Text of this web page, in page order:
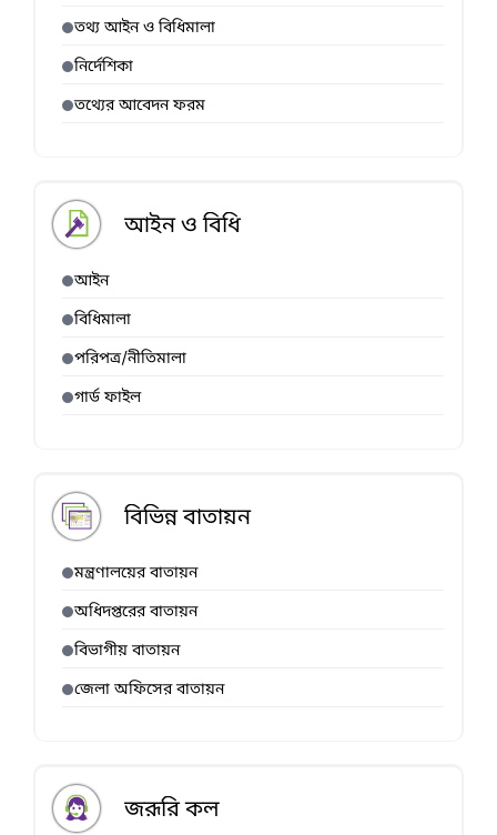
তথ্য আইন ও বিধিমালা
নির্দেশিকা
তথ্যের আবেদন ফরম
আইন ও বিধি
আইন
বিধিমালা
পরিপত্র/নীতিমালা
গার্ড ফাইল
বিভিন্ন বাতায়ন
মন্ত্রণালয়ের বাতায়ন
অধিদপ্তরের বাতায়ন
বিভাগীয় বাতায়ন
জেলা অফিসের বাতায়ন
জরূরি কল